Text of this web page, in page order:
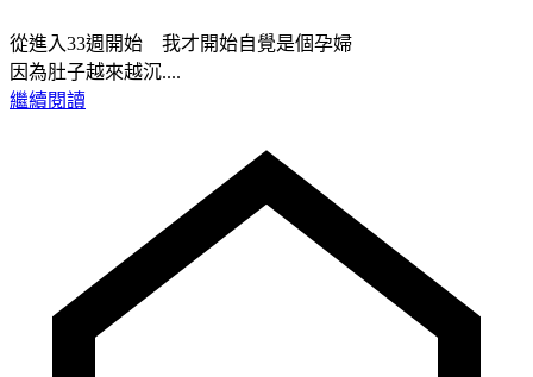
從進入33週開始 我才開始自覺是個孕婦
因為肚子越來越沉....
繼續閱讀